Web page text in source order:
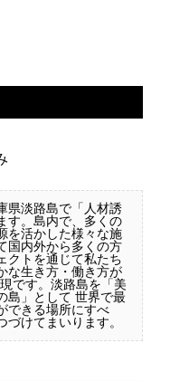
県淡路島で「人材誘
す。島内で、多くの
を活かした様々な施
国内外から多くの方
クトを通じて私たち
な生き方・働き方が
です。淡路島を「美
島」として 世界で最
できる場所にすべ
づけてまいります。